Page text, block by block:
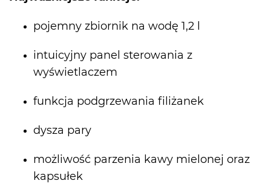
pojemny zbiornik na wodę 1,2 l
intuicyjny panel sterowania z
wyświetlaczem
funkcja podgrzewania filiżanek
dysza pary
możliwość parzenia kawy mielonej oraz
kapsułek